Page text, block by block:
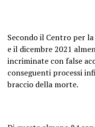
Secondo il Centro per
e il dicembre 2021
incriminate con false
conseguenti processi
braccio della morte.